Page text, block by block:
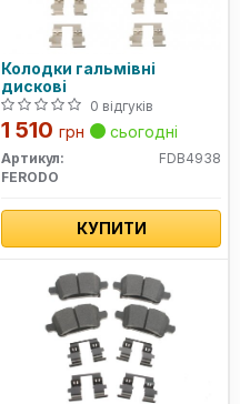
Колодки гальмівні
дискові
0 відгуків
1 510 грн сьогодні
Артикул:
FDB4938
FERODO
КУПИТИ